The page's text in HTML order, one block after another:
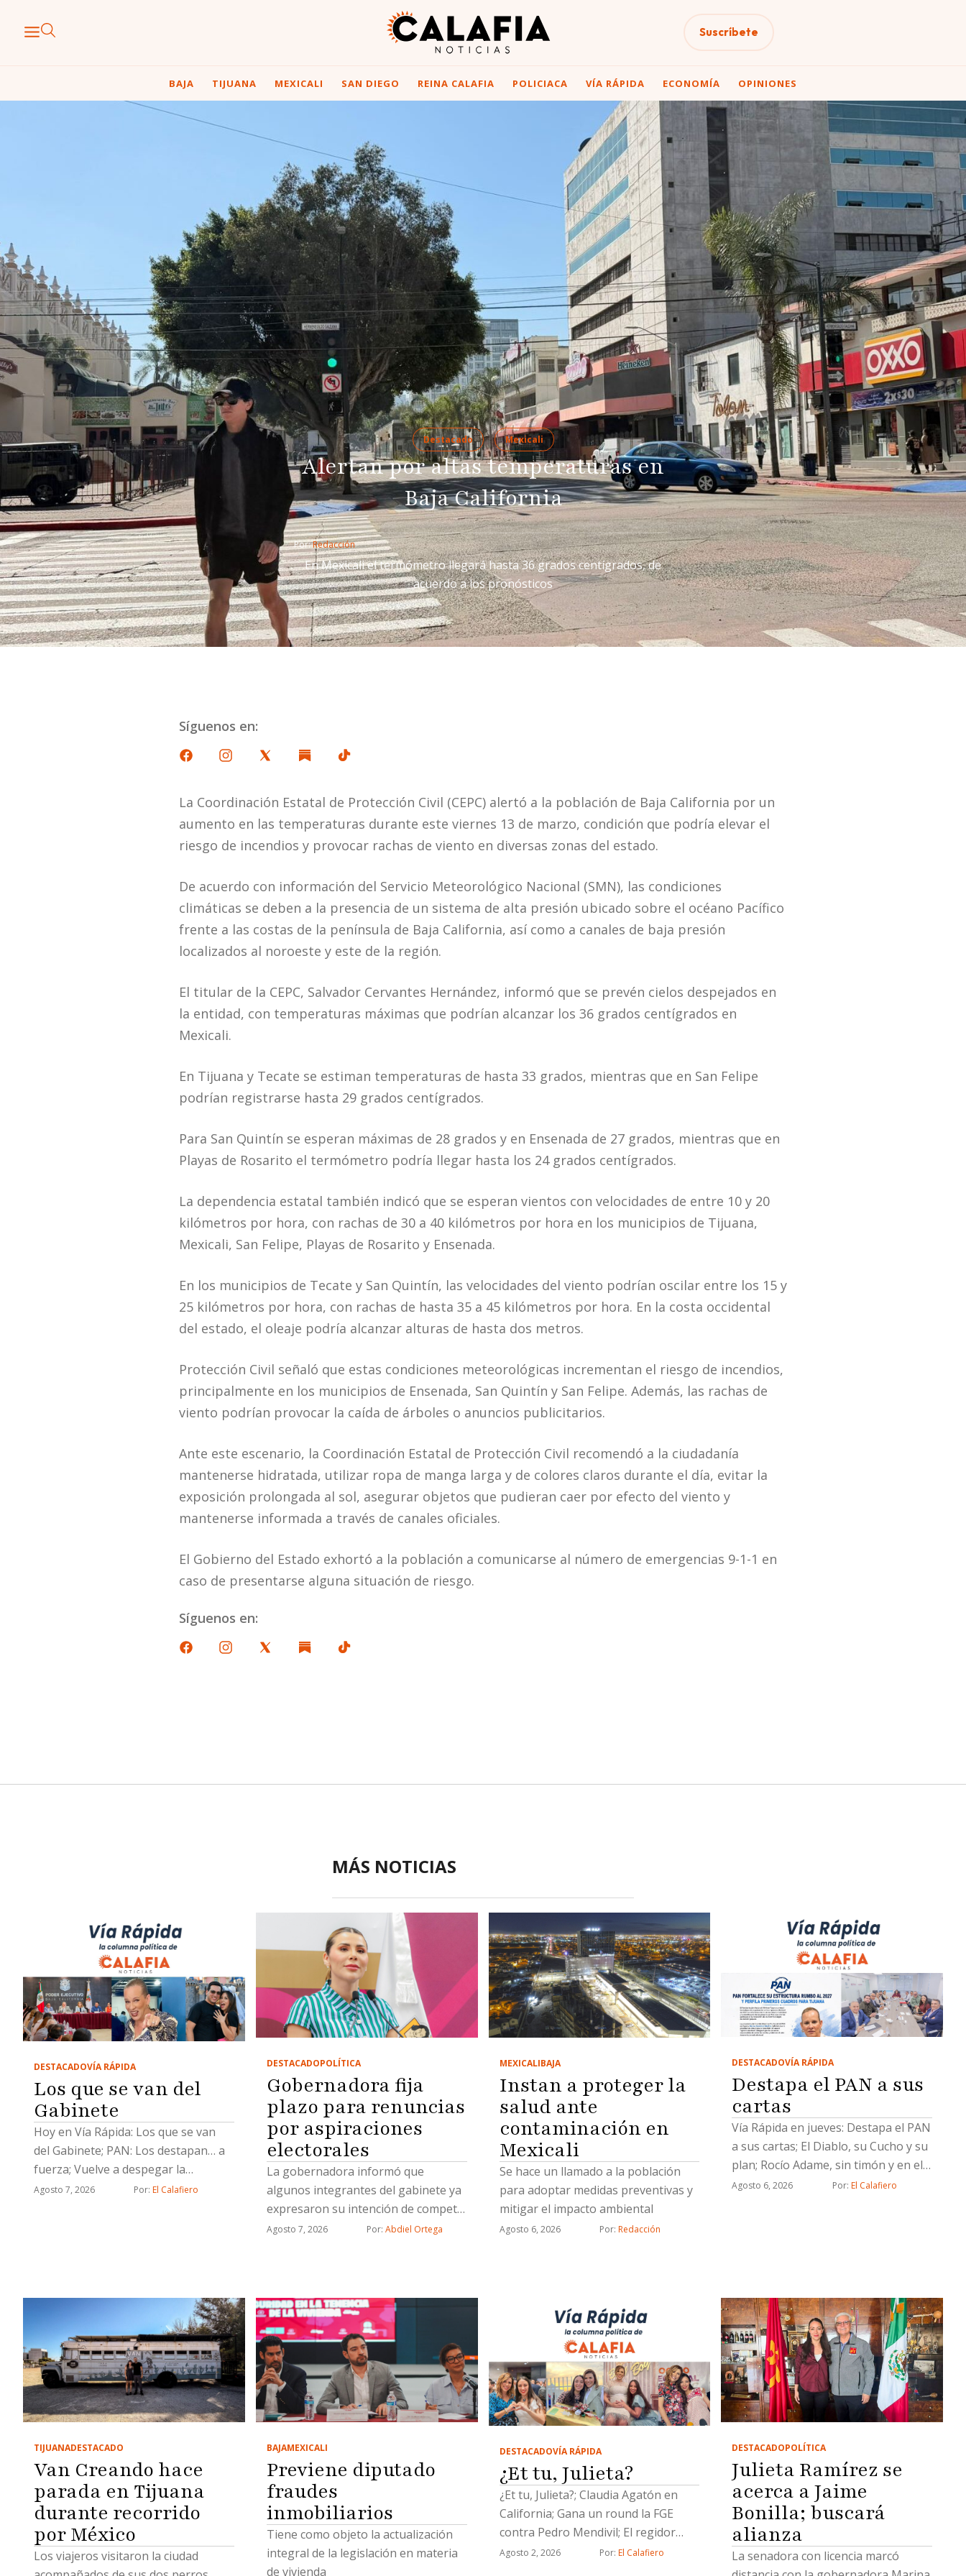
Suscríbete
BAJA TIJUANA MEXICALI SAN DIEGO REINA CALAFIA POLICIACA VÍA RÁPIDA ECONOMÍA OPINIONES
Destacado Mexicali
Alertan por altas temperaturas en
Baja California
Por: Redacción
En Mexicali el termómetro llegará hasta 36 grados centígrados, de
acuerdo a los pronósticos
Síguenos en:
La Coordinación Estatal de Protección Civil (CEPC) alertó a la población de Baja California por un
aumento en las temperaturas durante este viernes 13 de marzo, condición que podría elevar el
riesgo de incendios y provocar rachas de viento en diversas zonas del estado.
De acuerdo con información del Servicio Meteorológico Nacional (SMN), las condiciones
climáticas se deben a la presencia de un sistema de alta presión ubicado sobre el océano Pacífico
frente a las costas de la península de Baja California, así como a canales de baja presión
localizados al noroeste y este de la región.
El titular de la CEPC, Salvador Cervantes Hernández, informó que se prevén cielos despejados en
la entidad, con temperaturas máximas que podrían alcanzar los 36 grados centígrados en
Mexicali.
En Tijuana y Tecate se estiman temperaturas de hasta 33 grados, mientras que en San Felipe
podrían registrarse hasta 29 grados centígrados.
Para San Quintín se esperan máximas de 28 grados y en Ensenada de 27 grados, mientras que en
Playas de Rosarito el termómetro podría llegar hasta los 24 grados centígrados.
La dependencia estatal también indicó que se esperan vientos con velocidades de entre 10 y 20
kilómetros por hora, con rachas de 30 a 40 kilómetros por hora en los municipios de Tijuana,
Mexicali, San Felipe, Playas de Rosarito y Ensenada.
En los municipios de Tecate y San Quintín, las velocidades del viento podrían oscilar entre los 15 y
25 kilómetros por hora, con rachas de hasta 35 a 45 kilómetros por hora. En la costa occidental
del estado, el oleaje podría alcanzar alturas de hasta dos metros.
Protección Civil señaló que estas condiciones meteorológicas incrementan el riesgo de incendios,
principalmente en los municipios de Ensenada, San Quintín y San Felipe. Además, las rachas de
viento podrían provocar la caída de árboles o anuncios publicitarios.
Ante este escenario, la Coordinación Estatal de Protección Civil recomendó a la ciudadanía
mantenerse hidratada, utilizar ropa de manga larga y de colores claros durante el día, evitar la
exposición prolongada al sol, asegurar objetos que pudieran caer por efecto del viento y
mantenerse informada a través de canales oficiales.
El Gobierno del Estado exhortó a la población a comunicarse al número de emergencias 9-1-1 en
caso de presentarse alguna situación de riesgo.
Síguenos en:
MÁS NOTICIAS
DESTACADOVÍA RÁPIDA
Los que se van del
Gabinete
Hoy en Vía Rápida: Los que se van
del Gabinete; PAN: Los destapan… a
fuerza; Vuelve a despegar la
aviadora y el Socavón
Agosto 7, 2026 Por: El Calafiero
DESTACADOPOLÍTICA
Gobernadora fija
plazo para renuncias
por aspiraciones
electorales
La gobernadora informó que
algunos integrantes del gabinete ya
expresaron su intención de competir
y otros permanecerán hasta el final
Agosto 7, 2026 Por: Abdiel Ortega
MEXICALIBAJA
Instan a proteger la
salud ante
contaminación en
Mexicali
Se hace un llamado a la población
para adoptar medidas preventivas y
mitigar el impacto ambiental
Agosto 6, 2026 Por: Redacción
DESTACADOVÍA RÁPIDA
Destapa el PAN a sus
cartas
Vía Rápida en jueves: Destapa el PAN
a sus cartas; El Diablo, su Cucho y su
plan; Rocío Adame, sin timón y en el
delirio y un Socavón naranja de
Agosto 6, 2026 Por: El Calafiero
TIJUANADESTACADO
Van Creando hace
parada en Tijuana
durante recorrido
por México
Los viajeros visitaron la ciudad
BAJAMEXICALI
Previene diputado
fraudes
inmobiliarios
Tiene como objeto la actualización
integral de la legislación en materia
de vivienda
DESTACADOVÍA RÁPIDA
¿Et tu, Julieta?
¿Et tu, Julieta?; Claudia Agatón en
California; Gana un round la FGE
contra Pedro Mendivil; El regidor
Lemuel, ternurita; y un Socavón en
Agosto 2, 2026 Por: El Calafiero
DESTACADOPOLÍTICA
Julieta Ramírez se
acerca a Jaime
Bonilla; buscará
alianza
La senadora con licencia marcó